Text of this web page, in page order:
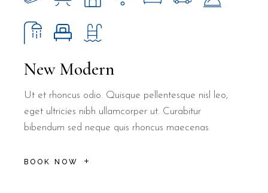
New Modern
Ut et rhoncus odio. Quisque pellentesque nisl leo,
eget ultricies nibh ullamcorper ut. Curabitur
bibendum sed neque quis rhoncus maecenas
BOOK NOW